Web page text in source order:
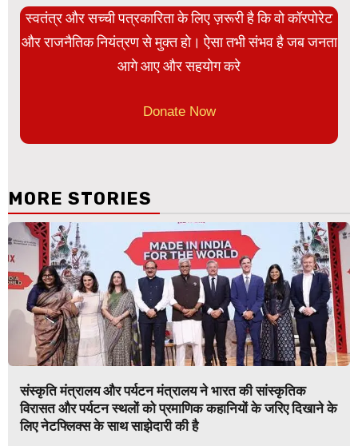
स्वतंत्र और सच्ची पत्रकारिता के लिए ज़रूरी है कि वो कॉरपोरेट
और राजनैतिक नियंत्रण से मुक्त हो। ऐसा तभी संभव है जब जनता
आगे आए और सहयोग करे
Donate Now
MORE STORIES
संस्कृति मंत्रालय और पर्यटन मंत्रालय ने भारत की सांस्कृतिक
विरासत और पर्यटन स्थलों को प्रमाणिक कहानियों के जरिए दिखाने के
लिए नेटफ्लिक्स के साथ साझेदारी की है